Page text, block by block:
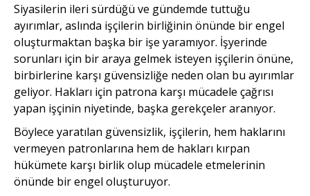
Siyasilerin ileri sürdüğü ve gündemde tuttuğu
ayırımlar, aslında işçilerin birliğinin önünde bir engel
oluşturmaktan başka bir işe yaramıyor. İşyerinde
sorunları için bir araya gelmek isteyen işçilerin önüne,
birbirlerine karşı güvensizliğe neden olan bu ayırımlar
geliyor. Hakları için patrona karşı mücadele çağrısı
yapan işçinin niyetinde, başka gerekçeler aranıyor.
Böylece yaratılan güvensizlik, işçilerin, hem haklarını
vermeyen patronlarına hem de hakları kırpan
hükümete karşı birlik olup mücadele etmelerinin
önünde bir engel oluşturuyor.